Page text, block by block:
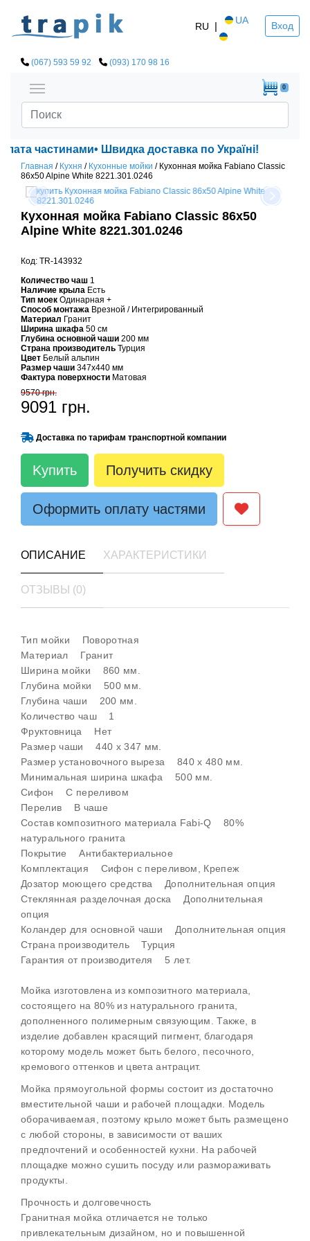
RU | UA Вход
(067) 593 59 92 (093) 170 98 16
0
частинами• Швидка доставка по Україні!
Главная / Кухня / Кухонные мойки / Кухонная мойка Fabiano Classic
86x50 Alpine White 8221.301.0246
Кухонная мойка Fabiano Classic 86x50
Alpine White 8221.301.0246
Код: TR-143932
Количество чаш 1
Наличие крыла Есть
Тип моек Одинарная +
Способ монтажа Врезной / Интегрированный
Материал Гранит
Ширина шкафа 50 см
Глубина основной чаши 200 мм
Страна производитель Турция
Цвет Белый альпин
Размер чаши 347х440 мм
Фактура поверхности Матовая
9570 грн.
9091 грн.
Доставка по тарифам транспортной компании
Kупить Получить скидку
Оформить оплату частями
ОПИСАНИЕ ХАРАКТЕРИСТИКИ
ОТЗЫВЫ (0)
Тип мойки Поворотная
Материал Гранит
Ширина мойки 860 мм.
Глубина мойки 500 мм.
Глубина чаши 200 мм.
Количество чаш 1
Фруктовница Нет
Размер чаши 440 x 347 мм.
Размер установочного выреза 840 x 480 мм.
Минимальная ширина шкафа 500 мм.
Cифон С переливом
Перелив В чаше
Состав композитного материала Fabi-Q 80%
натурального гранита
Покрытие Антибактериальное
Комплектация Сифон с переливом, Крепеж
Дозатор моющего средства Дополнительная опция
Стеклянная разделочная доска Дополнительная
опция
Коландер для основной чаши Дополнительная опция
Страна производитель Турция
Гарантия от производителя 5 лет.
Мойка изготовлена из композитного материала,
состоящего на 80% из натурального гранита,
дополненного полимерным связующим. Также, в
изделие добавлен красящий пигмент, благодаря
которому модель может быть белого, песочного,
кремового оттенков и цвета антрацит.
Мойка прямоугольной формы состоит из достаточно
вместительной чаши и рабочей площадки. Модель
оборачиваемая, поэтому крыло может быть размещено
с любой стороны, в зависимости от ваших
предпочтений и особенностей кухни. На рабочей
площадке можно сушить посуду или размораживать
продукты.
Прочность и долговечность
Гранитная мойка отличается не только
привлекательным дизайном, но и повышенной